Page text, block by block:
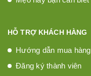
HỖ TRỢ KHÁCH HÀNG
Hướng dẫn mua hàng
Đăng ký thành viên